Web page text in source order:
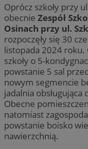
Oprócz szkoły przy
obecnie Zespół
Osinach przy ul.
rozpoczęły się 30
listopada 2024
szkoły o 5-
powstanie 5 sal
nowym segmencie
jadalnia obsługująca
Obecne
natomiast
powstanie boisko
nawierzchnią.